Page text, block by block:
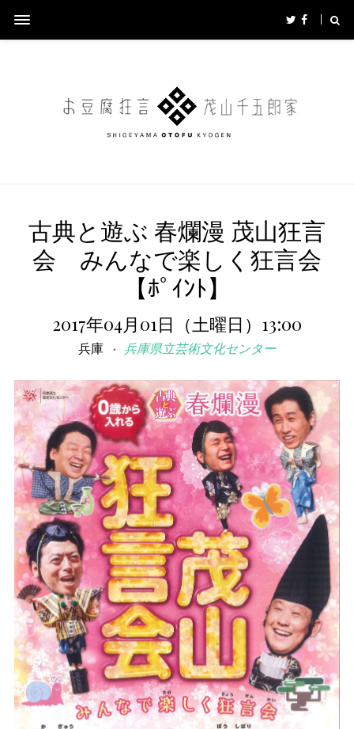
古典と遊ぶ 春爛漫 茂山狂言
会 みんなで楽しく狂言会
【ﾎﾟｲﾝﾄ】
2017年04月01日（土曜日）13:00
兵庫 兵庫県立芸術文化センター